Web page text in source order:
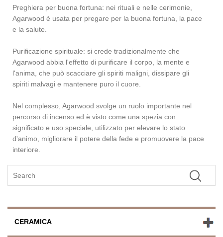
Preghiera per buona fortuna: nei rituali e nelle cerimonie,
Agarwood è usata per pregare per la buona fortuna, la pace
e la salute.
Purificazione spirituale: si crede tradizionalmente che
Agarwood abbia l'effetto di purificare il corpo, la mente e
l'anima, che può scacciare gli spiriti maligni, dissipare gli
spiriti malvagi e mantenere puro il cuore.
Nel complesso, Agarwood svolge un ruolo importante nel
percorso di incenso ed è visto come una spezia con
significato e uso speciale, utilizzato per elevare lo stato
d'animo, migliorare il potere della fede e promuovere la pace
interiore.
CERAMICA